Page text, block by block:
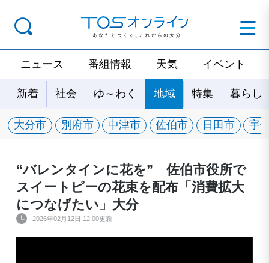
ニュース 番組情報 天気 イベント
新着 社会 ゆ～わく 地域 特集 暮らし
大分市 別府市 中津市 佐伯市 日田市 宇
“バレンタインに花を” 佐伯市役所で
スイートピーの花束を配布「消費拡大
につなげたい」大分
2026年02月12日 12:00更新